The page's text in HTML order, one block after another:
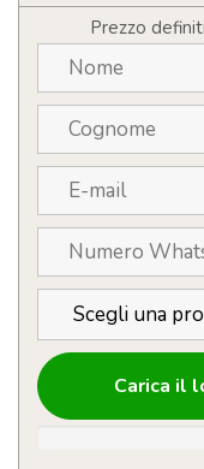
Natale
personalizzabile
con
quantità
Prezzo
Carica il